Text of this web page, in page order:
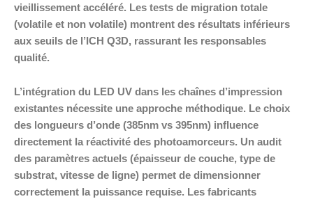
vieillissement accéléré. Les tests de migration totale
(volatile et non volatile) montrent des résultats inférieurs
aux seuils de l’ICH Q3D, rassurant les responsables
qualité.
L’intégration du LED UV dans les chaînes d’impression
existantes nécessite une approche méthodique. Le choix
des longueurs d’onde (385nm vs 395nm) influence
directement la réactivité des photoamorceurs. Un audit
des paramètres actuels (épaisseur de couche, type de
substrat, vitesse de ligne) permet de dimensionner
correctement la puissance requise. Les fabricants